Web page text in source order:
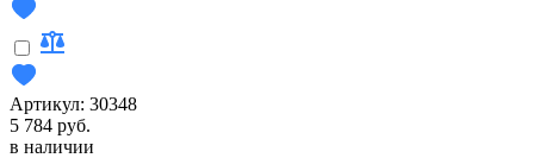
Артикул: 30348
5 784 руб.
в наличии